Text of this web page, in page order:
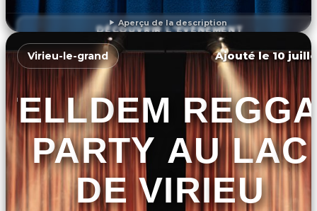
Aperçu de la description
DÉCOUVRIR L'ÉVÉNEMENT
Virieu-le-grand Ajouté le 10
PARTY AU LAC
DE VIRIEU